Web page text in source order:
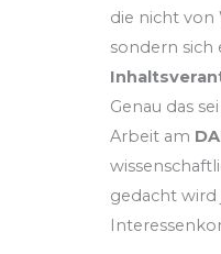
die nicht von
sondern sich
Genau das
Arbeit am
gedacht wird